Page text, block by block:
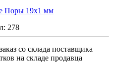
278
со склада поставщика
на складе продавца